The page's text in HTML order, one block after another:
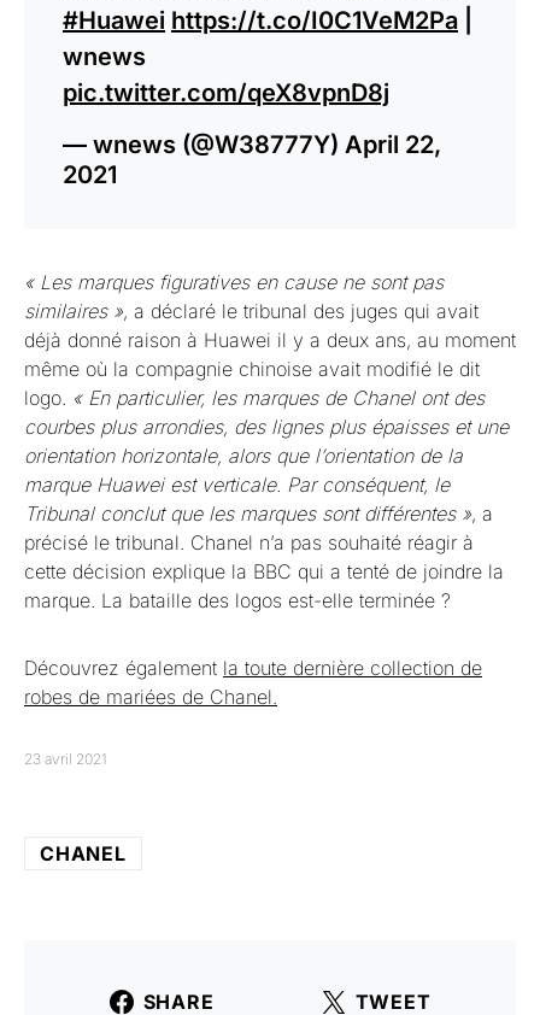
#Huawei https://t.co/I0C1VeM2Pa
wnews
pic.twitter.com/qeX8vpnD8j
— wnews (@W38777Y) April 22,
2021
« Les marques figuratives en cause ne sont pas
similaires », a déclaré le tribunal des juges qui avait
déjà donné raison à Huawei il y a deux ans, au moment
même où la compagnie chinoise avait modifié le dit
logo. « En particulier, les marques de Chanel ont des
courbes plus arrondies, des lignes plus épaisses et une
orientation horizontale, alors que l’orientation de la
marque Huawei est verticale. Par conséquent, le
Tribunal conclut que les marques sont différentes », a
précisé le tribunal. Chanel n’a pas souhaité réagir à
cette décision explique la BBC qui a tenté de joindre la
marque. La bataille des logos est-elle terminée ?
Découvrez également la toute dernière collection de
robes de mariées de Chanel.
23 avril 2021
CHANEL
SHARE TWEET